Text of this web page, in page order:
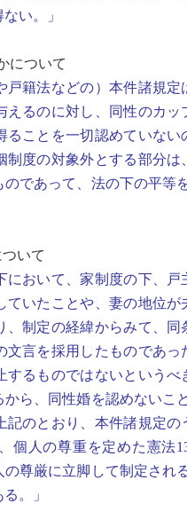
い。」
について
戸籍法などの）本件諸規
えるのに対し、同性のカ
ることを一切認めていな
制度の対象外とする部分
であって、法の下の平等
いて
において、家制度の下、
ていたことや、妻の地位
、制定の経緯からみて、同
文言を採用したものであ
するものではないというべ
ら、同性婚を認めないこ
記のとおり、本件諸規定
個人の尊重を定めた憲法
尊厳に立脚して制定され
。」